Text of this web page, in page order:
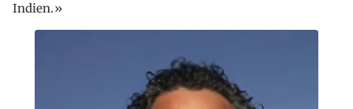
Indien.»